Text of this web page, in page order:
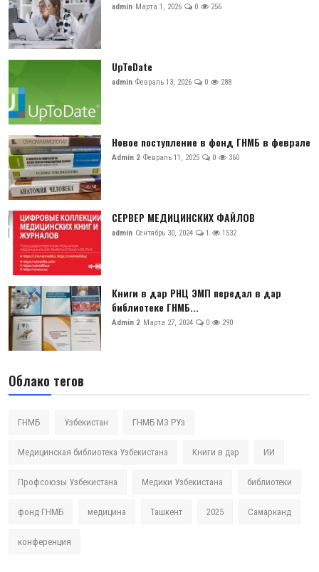
admin Марта 1, 2026 0 256
UpToDate
admin Февраль 13, 2026 0 288
Новое поступление в фонд ГНМБ в феврале
Admin 2 Февраль 11, 2025 0 360
СЕРВЕР МЕДИЦИНСКИХ ФАЙЛОВ
admin Сентябрь 30, 2024 1 1532
Книги в дар РНЦ ЭМП передал в дар
библиотеке ГНМБ...
Admin 2 Марта 27, 2024 0 290
Облако тегов
ГНМБ Узбекистан ГНМБ МЗ РУз
Медицинская библиотека Узбекистана Книги в дар ИИ
Профсоюзы Узбекистана Медики Узбекистана библиотеки
фонд ГНМБ медицина Ташкент 2025 Самарканд
конференция